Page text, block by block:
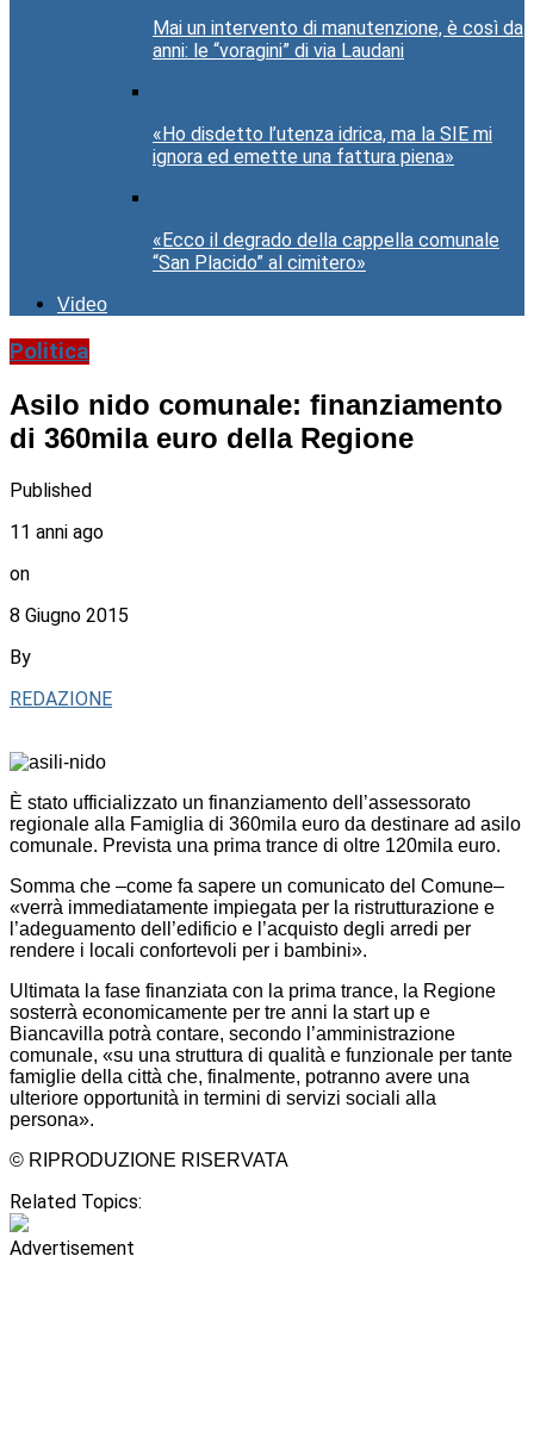
Mai un intervento di manutenzione, è così da
anni: le “voragini” di via Laudani
«Ho disdetto l’utenza idrica, ma la SIE mi
ignora ed emette una fattura piena»
«Ecco il degrado della cappella comunale
“San Placido” al cimitero»
Video
Politica
Asilo nido comunale: finanziamento
di 360mila euro della Regione
Published
11 anni ago
on
8 Giugno 2015
By
REDAZIONE
È stato ufficializzato un finanziamento dell’assessorato
regionale alla Famiglia di 360mila euro da destinare ad asilo
comunale. Prevista una prima trance di oltre 120mila euro.
Somma che –come fa sapere un comunicato del Comune–
«verrà immediatamente impiegata per la ristrutturazione e
l’adeguamento dell’edificio e l’acquisto degli arredi per
rendere i locali confortevoli per i bambini».
Ultimata la fase finanziata con la prima trance, la Regione
sosterrà economicamente per tre anni la start up e
Biancavilla potrà contare, secondo l’amministrazione
comunale, «su una struttura di qualità e funzionale per tante
famiglie della città che, finalmente, potranno avere una
ulteriore opportunità in termini di servizi sociali alla
persona».
© RIPRODUZIONE RISERVATA
Related Topics:
Advertisement